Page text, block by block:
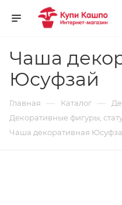
Чаша
Юсуфзай
Главная — Каталог —
Декоративные фигуры,
Чаша декоративная